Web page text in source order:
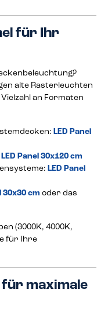
für Ihr
alte Rasterleuchten
an Formaten
LED Panel
LED Panel 30x120 cm
LED Panel
30x30 cm oder das
(3000K, 4000K,
für Ihre
für maximale